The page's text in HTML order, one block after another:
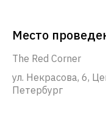
Место
The Red Corner
ул. Некрасова, 6,
Петербург